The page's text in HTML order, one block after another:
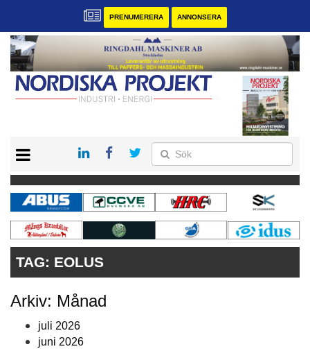
PRENUMERERA ANNONSERA
KONTAKT
VÅRA ANDRA MAGASIN
PRENUMERERA
ANNONSERA
TAG: EOLUS
Arkiv: Månad
juli 2026
juni 2026